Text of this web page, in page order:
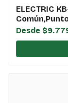
ELECTRIC
Desde